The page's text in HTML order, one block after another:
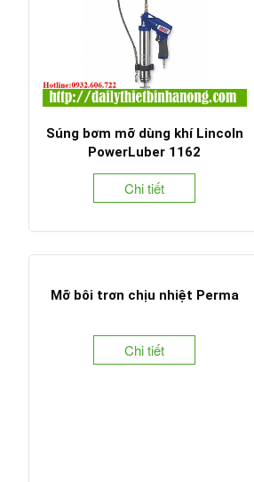
Súng bơm mỡ dùng khí Lincoln
PowerLuber 1162
Chi tiết
Mỡ bôi trơn chịu nhiệt Perma
Chi tiết